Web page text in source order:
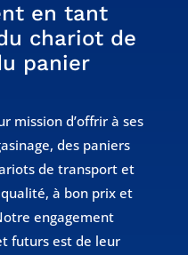
en tant
chariot de
panier
mission d’offrir à ses
des paniers
de transport et
à bon prix et
engagement
futurs est de leur